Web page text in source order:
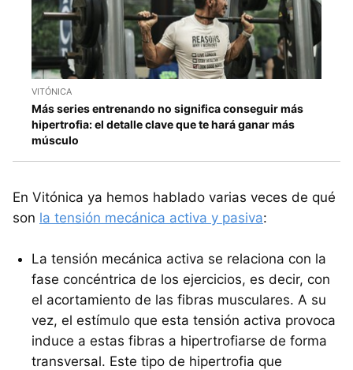
VITÓNICA
Más series entrenando no significa conseguir más
hipertrofia: el detalle clave que te hará ganar más
músculo
En Vitónica ya hemos hablado varias veces de qué
son la tensión mecánica activa y pasiva:
La tensión mecánica activa se relaciona con la
fase concéntrica de los ejercicios, es decir, con
el acortamiento de las fibras musculares. A su
vez, el estímulo que esta tensión activa provoca
induce a estas fibras a hipertrofiarse de forma
transversal. Este tipo de hipertrofia que